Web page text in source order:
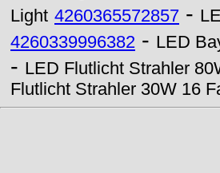
Light 4260365572857 -
4260339996382 - LED
- LED Flutlicht Strahler
Flutlicht Strahler 30W 16